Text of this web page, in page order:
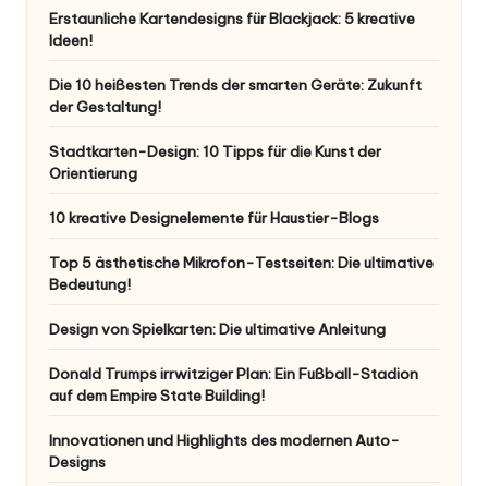
Erstaunliche Kartendesigns für Blackjack: 5 kreative
Ideen!
Die 10 heißesten Trends der smarten Geräte: Zukunft
der Gestaltung!
Stadtkarten-Design: 10 Tipps für die Kunst der
Orientierung
10 kreative Designelemente für Haustier-Blogs
Top 5 ästhetische Mikrofon-Testseiten: Die ultimative
Bedeutung!
Design von Spielkarten: Die ultimative Anleitung
Donald Trumps irrwitziger Plan: Ein Fußball-Stadion
auf dem Empire State Building!
Innovationen und Highlights des modernen Auto-
Designs